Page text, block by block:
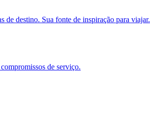
de destino. Sua fonte de inspiração para viajar.
de serviço.